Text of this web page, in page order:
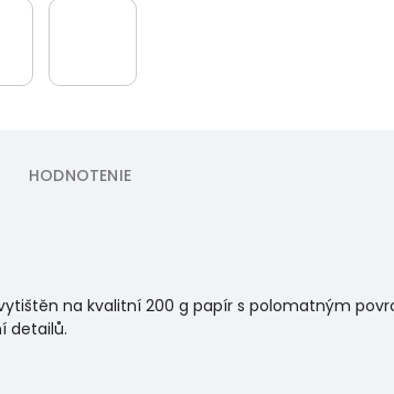
HODNOTENIE
na kvalitní 200 g papír s polomatným
detailů.